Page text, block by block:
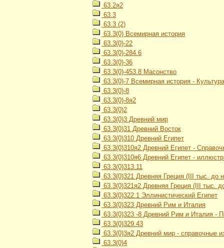
63.2я2
63.3
63.3 (2)
63.3(0) Всемирная история
63.3(0)-22
63.3(0)-284.6
63.3(0)-36
63.3(0)-453.8 Масонство
63.3(0)-7 Всемирная история -
63.3(0)-8
63.3(0)-8я2
63.3(0)2
63.3(0)3 Древний мир
63.3(0)31 Древний Восток
63.3(0)310 Древний Египет
63.3(0)310я2 Древний Египет -
63.3(0)310я6 Древний Египет -
63.3(0)313.11
63.3(0)321 Древняя Греция (III тыс. до
63.3(0)321я2 Древняя Греция (III тыс.
63.3(0)322.1 Эллинистический Египет
63.3(0)323 Древний Рим и Италия
63.3(0)323 -8 Древний Рим и Италия -
63.3(0)329.43
63.3(0)3я2 Древний мир - справочные
63.3(0)4